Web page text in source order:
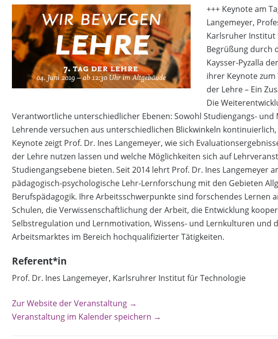
+++ Keynote am
Langemeyer,
Karlsruher Institut
Begrüßung durch
Kaysser-Pyzalla
ihrer Keynote
der Lehre – Ein
Die
Verantwortliche unterschiedlicher Ebenen: Sowohl Studiengangs-
Lehrende versuchen aus unterschiedlichen Blickwinkeln
Keynote zeigt Prof. Dr. Ines Langemeyer, wie sich
der Lehre nutzen lassen und welche Möglichkeiten sich auf
Studiengangsebene bieten. Seit 2014 lehrt Prof. Dr. Ines Langemeyer
pädagogisch-psychologische Lehr-Lernforschung mit den Gebieten
Berufspädagogik. Ihre Arbeitsschwerpunkte sind forschendes Lernen
Schulen, die Verwissenschaftlichung der Arbeit, die Entwicklung
Selbstregulation und Lernmotivation, Wissens- und Lernkulturen und
Arbeitsmarktes im Bereich hochqualifizierter Tätigkeiten.
Referent*in
Prof. Dr. Ines Langemeyer, Karlsruhrer Institut für Technologie
Zur Website der Veranstaltung →
Veranstaltung im Kalender speichern →